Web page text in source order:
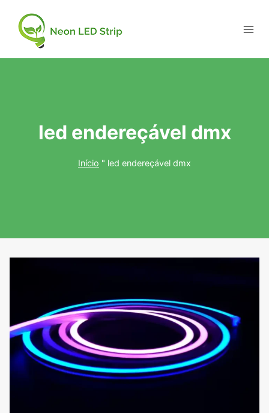
led endereçável dmx
Início " led endereçável dmx